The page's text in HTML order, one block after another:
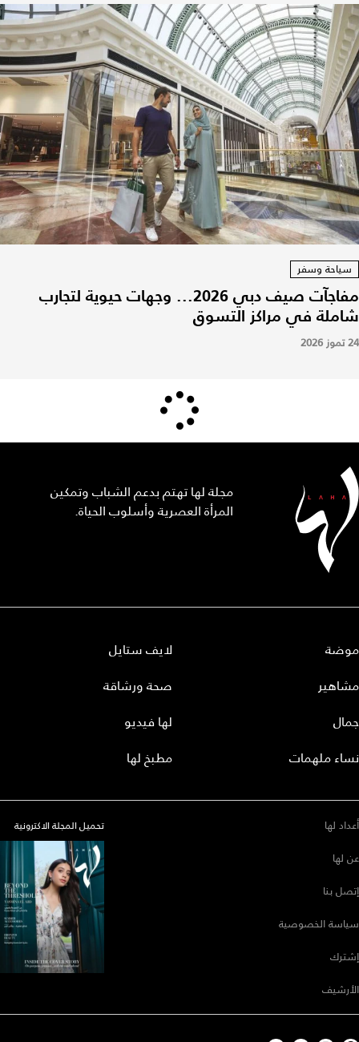
سياحة وسفر
مفاجآت صيف دبي 2026... وجهات حيوية لتجارب
شاملة في مراكز التسوق
24 تموز 2026
مجلة لها تهتم بدعم الشباب وتمكين
المرأة العصرية وأسلوب الحياة.
موضة
مشاهير
جمال
نساء ملهمات
لايف ستايل
صحة ورشاقة
لها فيديو
مطبخ لها
أعداد لها
عن لها
إتصل بنا
سياسة الخصوصية
إشترك
الأرشيف
تحميل المجلة الاكترونية